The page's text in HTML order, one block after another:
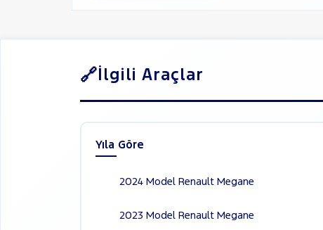
İlgili Araçlar
Yıla Göre
2024 Model Renault Megane
2023 Model Renault Megane